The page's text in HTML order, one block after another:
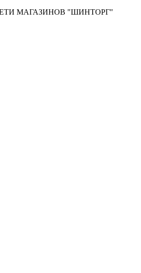
МАГАЗИНОВ "ШИНТОРГ"